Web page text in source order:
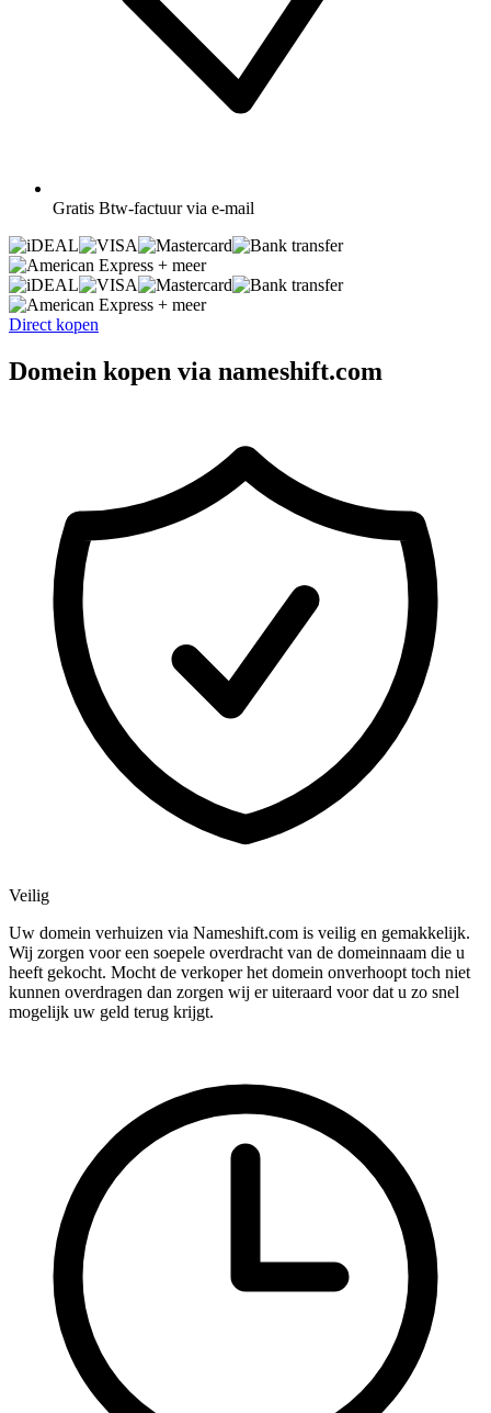
Gratis Btw-factuur via e-mail
+ meer
+ meer
Direct kopen
Domein kopen via nameshift.com
Veilig
Uw domein verhuizen via Nameshift.com is veilig en gemakkelijk.
Wij zorgen voor een soepele overdracht van de domeinnaam die u
heeft gekocht. Mocht de verkoper het domein onverhoopt toch niet
kunnen overdragen dan zorgen wij er uiteraard voor dat u zo snel
mogelijk uw geld terug krijgt.